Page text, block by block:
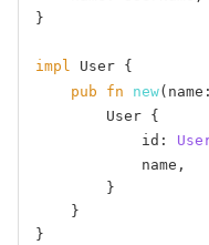
}
impl User {
pub
fn new
            id:
}